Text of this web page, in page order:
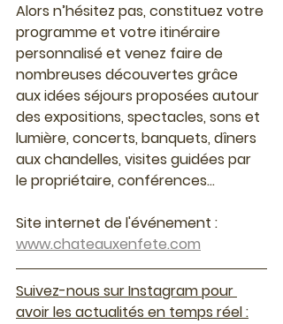
Alors n’hésitez pas, constituez votre
programme et votre itinéraire
personnalisé et venez faire de
nombreuses découvertes grâce
aux idées séjours proposées autour
des expositions, spectacles, sons et
lumière, concerts, banquets, dîners
aux chandelles, visites guidées par
le propriétaire, conférences...
Site internet de l'événement :
www.chateauxenfete.com
Suivez-nous sur Instagram pour
avoir les actualités en temps réel :